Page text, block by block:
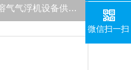
FL-HB-QF射流器溶气气浮机设备供应商厂家
微信扫一扫